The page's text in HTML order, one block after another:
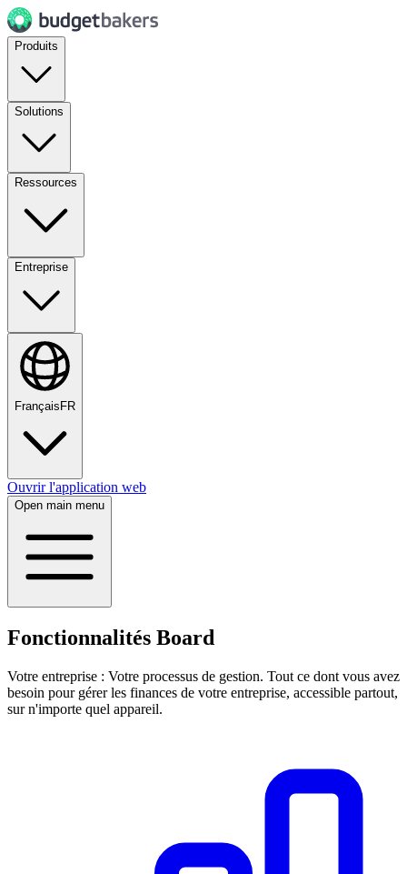
Produits
Solutions
Ressources
Entreprise
Français FR
Ouvrir l'application web
Open main menu
Fonctionnalités Board
Votre entreprise : Votre processus de gestion. Tout ce dont vous avez
besoin pour gérer les finances de votre entreprise, accessible partout,
sur n'importe quel appareil.